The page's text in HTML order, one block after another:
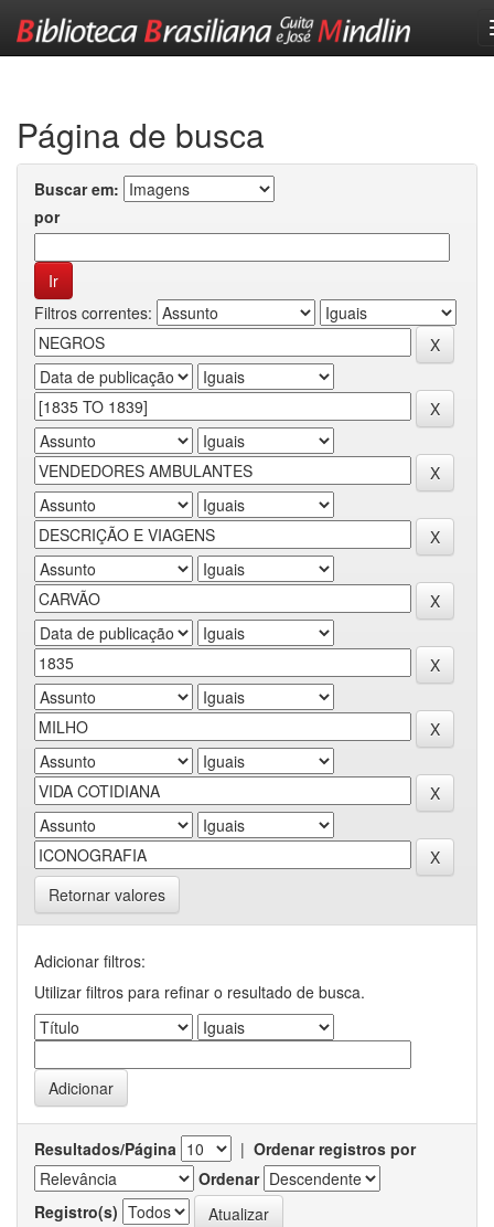
Página de busca
Buscar em:
por
Filtros correntes:
Retornar valores
Adicionar filtros:
Utilizar filtros para refinar o resultado de busca.
Resultados/Página | Ordenar registros por
Ordenar
Registro(s)